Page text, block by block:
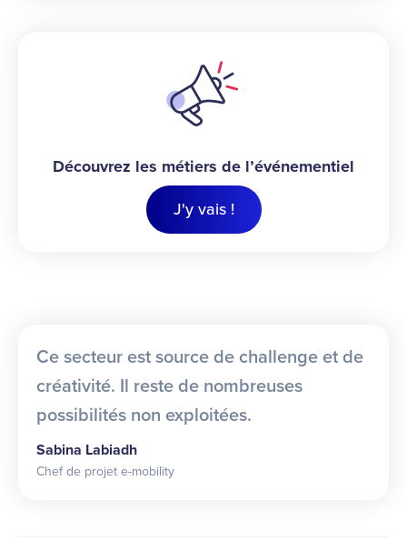
Découvrez les métiers de l’événementiel
J'y vais !
Ce secteur est source de challenge et de
créativité. Il reste de nombreuses
possibilités non exploitées.
Sabina Labiadh
Chef de projet e-mobility